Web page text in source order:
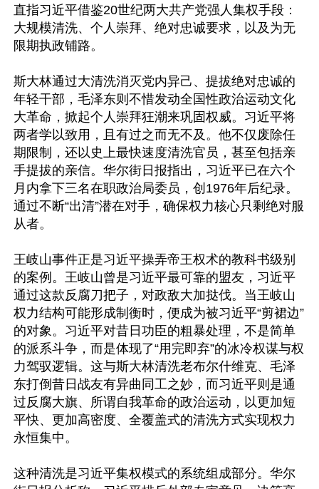
直指习近平借鉴20世纪两大共产党强人集权手段：
大规模清洗、个人崇拜、绝对忠诚要求，以及为无
限期执政铺路。
斯大林通过大清洗消灭党内异己、提拔绝对忠诚的
年轻干部，毛泽东则不惜发动全国性政治运动文化
大革命，掀起个人崇拜狂潮来巩固权威。习近平将
两者学以致用，且有过之而无不及。他不仅废除任
期限制，还以史上最快速度清洗官员，甚至包括亲
手提拔的亲信。华尔街日报指出，习近平已在六个
月内拿下三名在职政治局委员，创1976年后纪录。
通过不断“出清”潜在对手，确保权力核心只剩绝对服
从者。
王岐山事件正是习近平操弄帝王权术的教科书级别
的案例。王岐山曾是习近平最可靠的盟友，习近平
通过这款反腐刀把子，对政敌大加挞伐。当王岐山
权力结构可能形成制衡时，便成为被习近平“剪裙边”
的对象。习近平对昔日功臣的粗暴处理，不是简单
的派系斗争，而是体现了“用完即弃”的冰冷权谋与权
力驾驭逻辑。这与斯大林清洗老布尔什维克、毛泽
东打倒昔日战友有异曲同工之妙，而习近平则是通
过反腐大旗、所谓自我革命的政治运动，以更加短
平快、更加高密度、全覆盖式的清洗方式实现权力
永恒集中。
这种清洗是习近平集权模式的系统组成部分。华尔